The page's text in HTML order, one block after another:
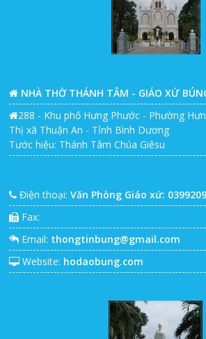
NHÀ THỜ THÁNH TÂM - GIÁO XỨ
288 - Khu phố Hưng Phước - Phường
Thị xã Thuận An - Tỉnh Bình Dương
Tước hiệu: Thánh Tâm Chúa Giêsu
Điện thoại:Văn Phòng Giáo xứ:
Fax:
Email: thongtinbung@gmail.com
Website: hodaobung.com